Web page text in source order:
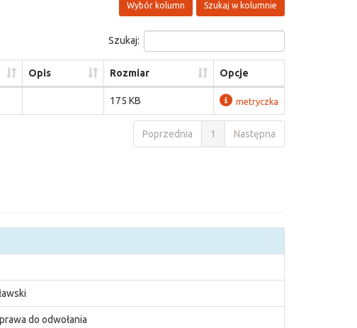
Szukaj w kolumnie
Wybór kolumn
Szukaj:
Opis Rozmiar Opcje
175 KB metryczka
Poprzednia 1 Następna
do odwołania